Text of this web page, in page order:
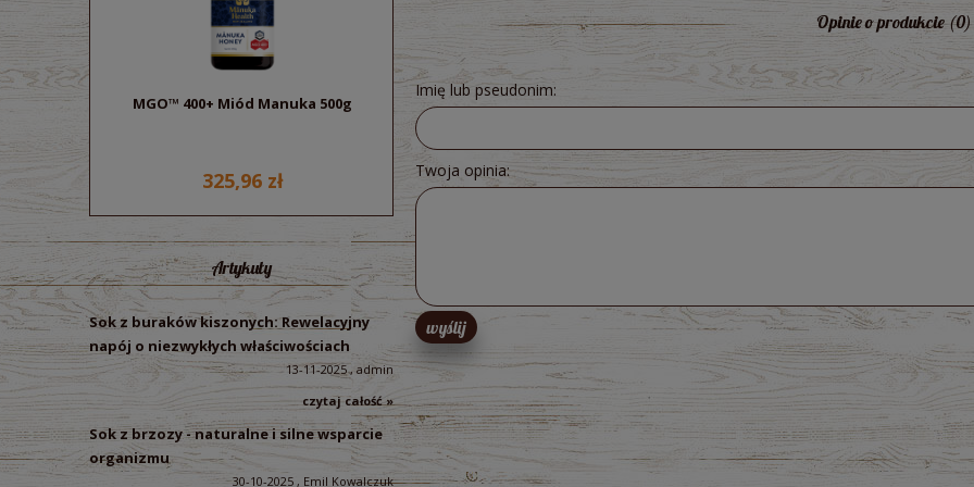
MGO™ 400+ Miód Manuka 500g
325,96 zł
Sok z buraków kiszonych 300 ml -
5,71 zł
Pesto z Czosnku Niedźwiedziego
10,51 zł
Artykuły
Sok z buraków kiszonych: Rewelacyjny
napój o niezwykłych właściwościach
13-11-2025 , admin
czytaj całość »
Sok z brzozy - naturalne i silne wsparcie
organizmu
30-10-2025 , Emil Kowalczuk
Opinie o produkcie (0)
Imię lub pseudonim:
Twoja opinia:
wyślij